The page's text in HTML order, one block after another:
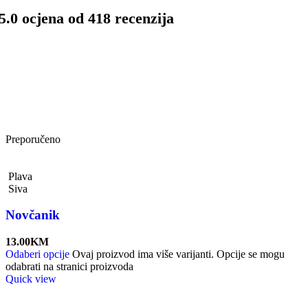
ocjena od 418 recenzija
Preporučeno
Plava
Siva
Novčanik
13.00KM
Odaberi opcije Ovaj proizvod ima više varijanti. Opcije se mogu
odabrati na stranici proizvoda
Quick view